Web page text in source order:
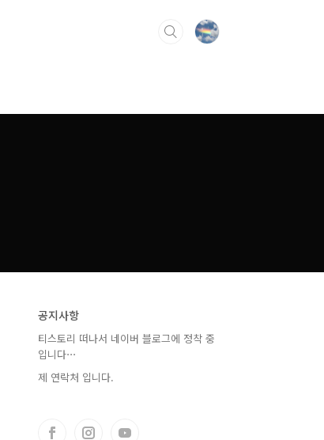
공지사항
티스토리 떠나서 네이버 블로그에 정착 중
입니다⋯
제 연락처 입니다.